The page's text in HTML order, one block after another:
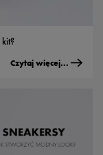
Czytaj więcej...